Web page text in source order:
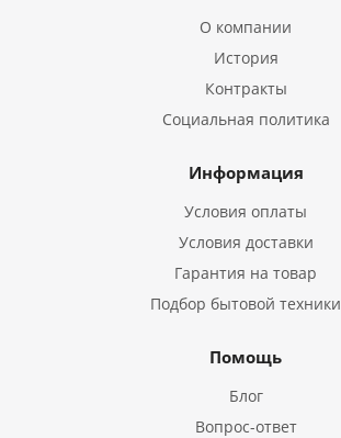
О компании
История
Контракты
Социальная политика
Информация
Условия оплаты
Условия доставки
Гарантия на товар
Подбор бытовой техники
Помощь
Блог
Вопрос-ответ